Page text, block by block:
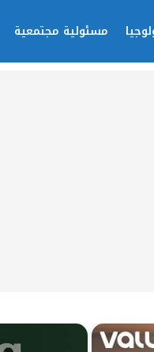
مسئولية مجتمعية